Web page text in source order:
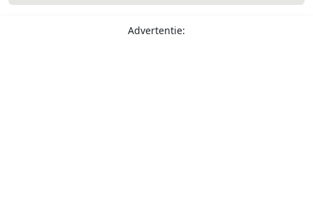
Advertentie: